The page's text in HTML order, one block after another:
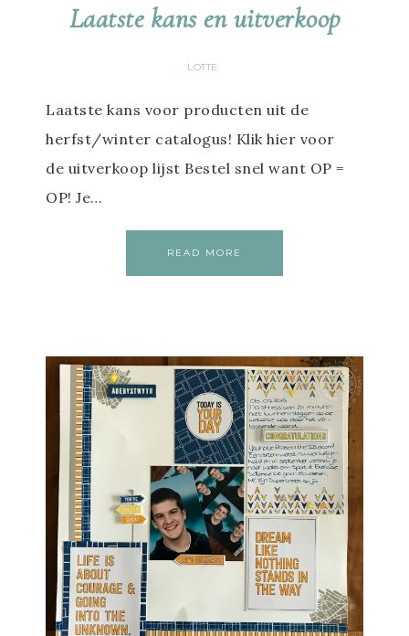
Laatste kans en uitverkoop
LOTTE
Laatste kans voor producten uit de
herfst/winter catalogus! Klik hier voor
de uitverkoop lijst Bestel snel want OP =
OP! Je…
READ MORE